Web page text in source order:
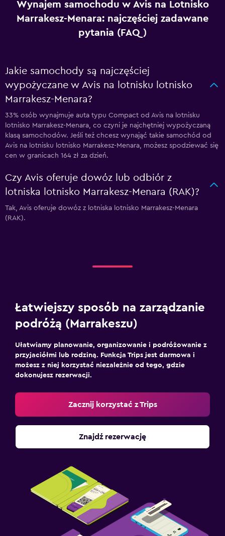
Wynajem samochodu w Avis na Lotnisko
Marrakesz-Menara: najczęściej zadawane
pytania (FAQ)
Jakie samochody są najczęściej
wypożyczane w Avis na lotnisku lotnisko
Marrakesz-Menara?
33% osób wynajmuje auta typu Compact od Avis na lotnisku
lotnisko Marrakesz-Menara, co czyni je najchętniej wypożyczaną
klasą samochodów. Jeśli też chcesz wynająć takie samochód od
Avis na lotnisku lotnisko Marrakesz-Menara, możesz spodziewać się
cen w granicach 164 zł za dzień.
Czy Avis oferuje dowóz lub odbiór z
lotniska lotnisko Marrakesz-Menara (RAK)?
Tak, Avis oferuje dowóz z lotniska lotnisko Marrakesz-Menara
(RAK).
Łatwiejszy sposób na zarządzanie
podróżą (Marrakeszu)
Ułatwiamy planowanie, organizowanie i podróżowanie z
przyjaciółmi lub rodziną. Funkcja Trips jest darmowa i
możesz z niej korzystać niezależnie od tego, gdzie
dokonujesz rezerwacji.
Zacznij korzystać z Trips
Znajdź rezerwację